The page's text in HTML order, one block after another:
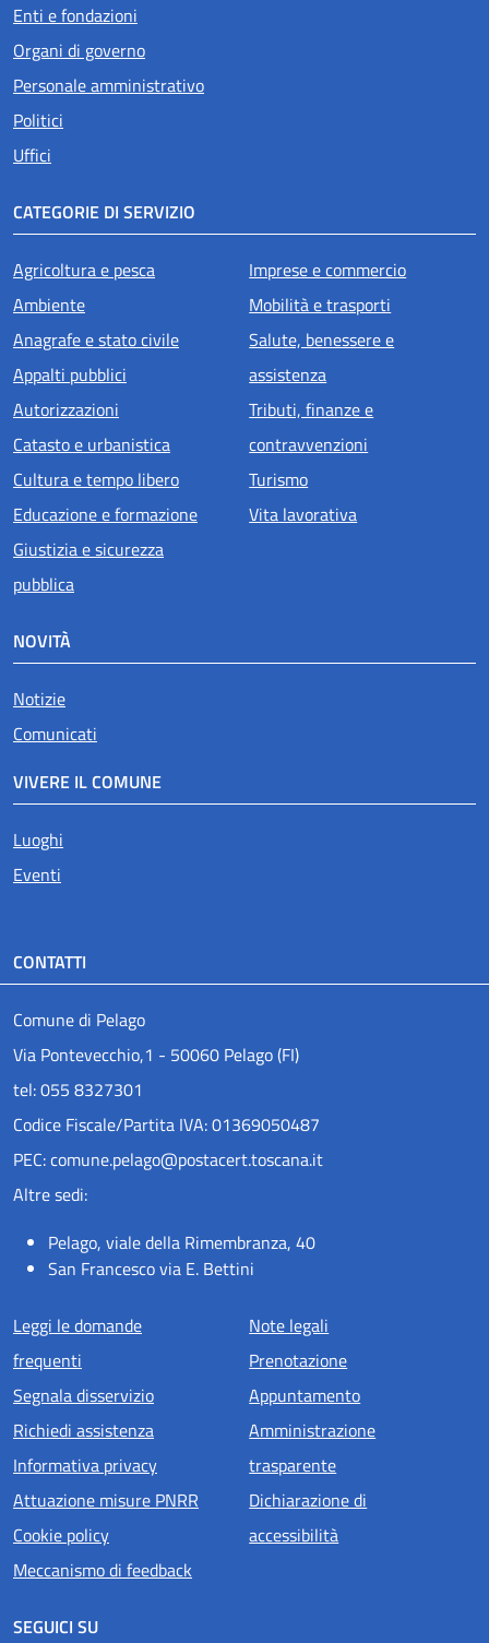
Enti e fondazioni
Organi di governo
Personale amministrativo
Politici
Uffici
CATEGORIE DI SERVIZIO
Agricoltura e pesca
Ambiente
Anagrafe e stato civile
Appalti pubblici
Autorizzazioni
Catasto e urbanistica
Cultura e tempo libero
Educazione e formazione
Giustizia e sicurezza
pubblica
Imprese e commercio
Mobilità e trasporti
Salute, benessere e
assistenza
Tributi, finanze e
contravvenzioni
Turismo
Vita lavorativa
NOVITÀ
Notizie
Comunicati
VIVERE IL COMUNE
Luoghi
Eventi
CONTATTI
Comune di Pelago
Via Pontevecchio,1 - 50060 Pelago (FI)
tel: 055 8327301
Codice Fiscale/Partita IVA: 01369050487
PEC: comune.pelago@postacert.toscana.it
Altre sedi:
Pelago, viale della Rimembranza, 40
San Francesco via E. Bettini
Menu piè di pagina
Leggi le domande
frequenti
Segnala disservizio
Richiedi assistenza
Informativa privacy
Attuazione misure PNRR
Cookie policy
Meccanismo di feedback
Note legali
Prenotazione
Appuntamento
Amministrazione
trasparente
Dichiarazione di
accessibilità
SEGUICI SU